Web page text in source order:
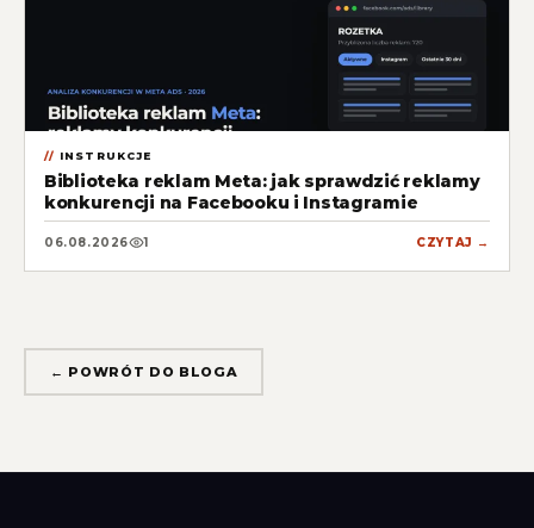
INSTRUKCJE
Biblioteka reklam Meta: jak sprawdzić reklamy
konkurencji na Facebooku i Instagramie
06.08.2026 1 CZYTAJ →
← POWRÓT DO BLOGA